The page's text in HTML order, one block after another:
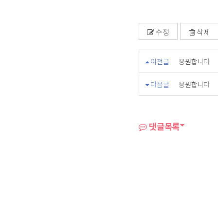
수정 삭제
이전글 응원합니다
다음글 응원합니다
댓글목록